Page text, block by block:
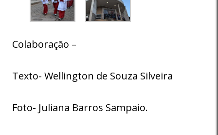
Colaboração –
Texto- Wellington de Souza Silveira
Foto- Juliana Barros Sampaio.